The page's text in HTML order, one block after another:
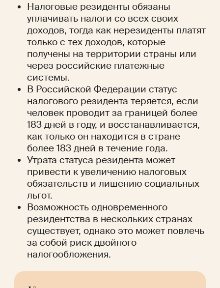
Налоговые резиденты обязаны
уплачивать налоги со всех своих
доходов, тогда как нерезиденты платят
только с тех доходов, которые
получены на территории страны или
через российские платежные
системы.
В Российской Федерации статус
налогового резидента теряется, если
человек проводит за границей более
183 дней в году, и восстанавливается,
как только он находится в стране
более 183 дней в течение года.
Утрата статуса резидента может
привести к увеличению налоговых
обязательств и лишению социальных
льгот.
Возможность одновременного
резидентства в нескольких странах
существует, однако это может повлечь
за собой риск двойного
налогообложения.